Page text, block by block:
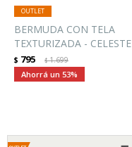
BERMUDA CON TELA
TEXTURIZADA - CELESTE
$ 795 $1.699
53